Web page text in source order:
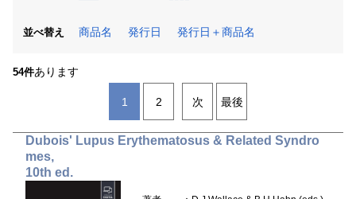
並べ替え 商品名 発行日 発行日＋商品名
54件あります
1 2 次 最後
Dubois' Lupus Erythematosus & Related Syndro
mes,
10th ed.